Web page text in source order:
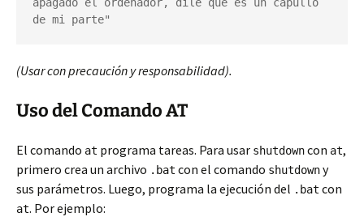
de mi parte"
(Usar con precaución y responsabilidad).
Uso del Comando AT
El comando at programa tareas. Para usar shutdowncon at,
primero crea un archivo .bat con el comando shutdowny
sus parámetros. Luego, programa la ejecución del .bat con
at. Por ejemplo: